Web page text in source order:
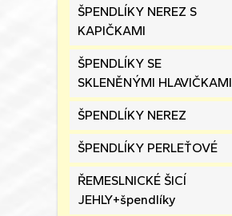
ŠPENDLÍKY NEREZ S
KAPIČKAMI
ŠPENDLÍKY SE
SKLENĚNÝMI HLAVIČKAMI
ŠPENDLÍKY NEREZ
ŠPENDLÍKY PERLEŤOVÉ
ŘEMESLNICKÉ ŠICÍ
JEHLY+špendlíky